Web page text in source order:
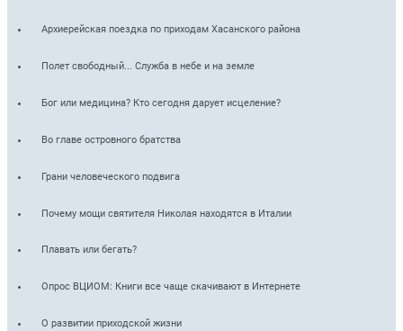
Архиерейская поездка по приходам Хасанского района
Полет свободный... Служба в небе и на земле
Бог или медицина? Кто сегодня дарует исцеление?
Во главе островного братства
Грани человеческого подвига
Почему мощи святителя Николая находятся в Италии
Плавать или бегать?
Опрос ВЦИОМ: Книги все чаще скачивают в Интернете
О развитии приходской жизни